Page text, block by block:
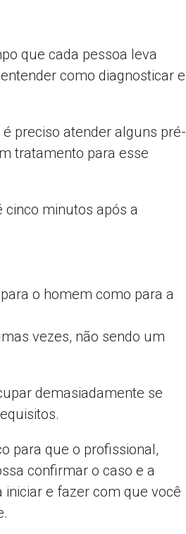
que cada pessoa leva
como diagnosticar e
preciso atender alguns pré-
tratamento para esse
minutos após a
o homem como para a
vezes, não sendo um
demasiadamente se
para que o profissional,
confirmar o caso e a
e fazer com que você